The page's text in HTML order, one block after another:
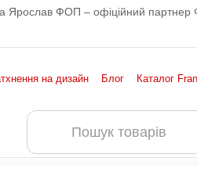
Ярослав ФОП – офіційний партнер
на дизайн Блог Каталог